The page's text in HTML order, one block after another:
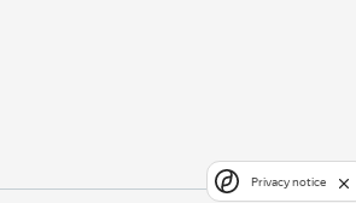
Privacy notice